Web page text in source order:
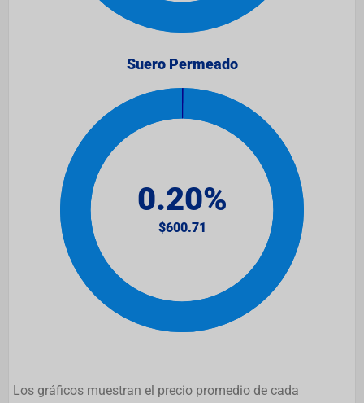
Suero Permeado
Los gráficos muestran el precio promedio de cada